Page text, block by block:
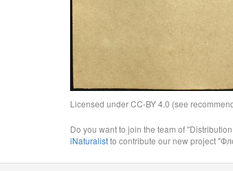
Licensed under CC-BY 4.0 (see
Do you want to join the team of
iNaturalistto contribute our new project